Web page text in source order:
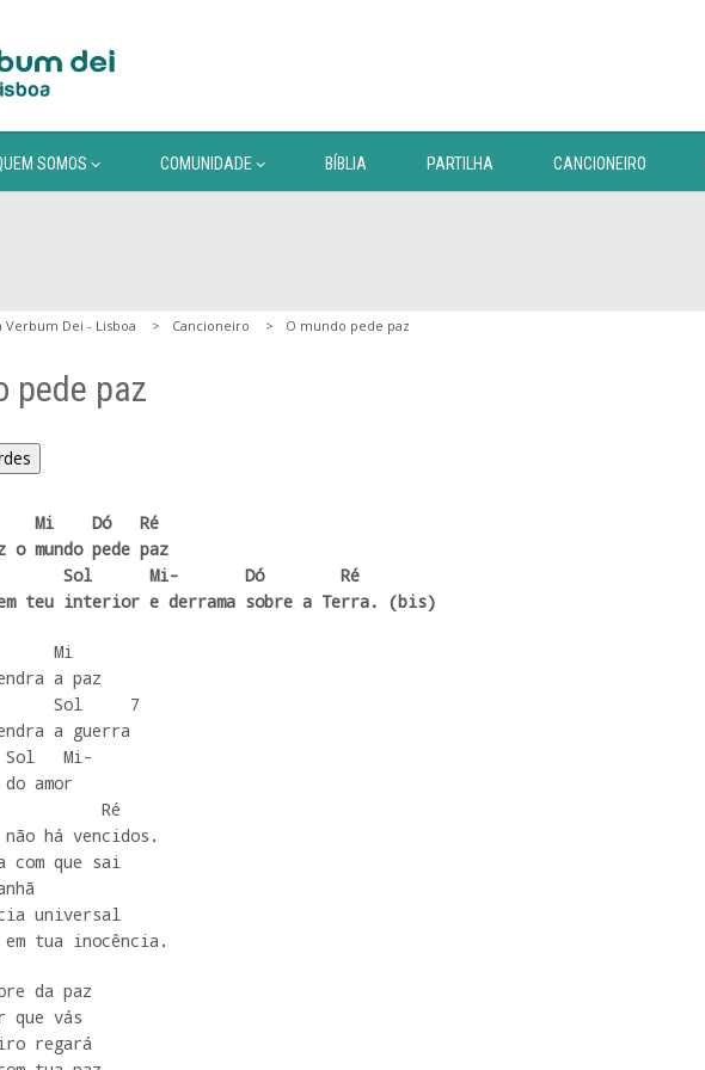
SOMOS COMUNIDADE BÍBLIA PARTILHA CANCIONEIRO
Verbum Dei - Lisboa Cancioneiro O mundo pede paz
pede paz
Mi    Dó   Ré
o mundo pede paz
Sol      Mi-       Dó        Ré
teu interior e derrama sobre a Terra. (bis)
Mi
a paz
Sol     7
a guerra
Mi-
amor
Ré
não há vencidos.
com que sai
universal
em tua inocência.
da paz
que vás
regará